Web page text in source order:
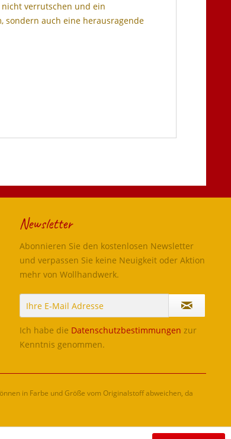
verrutschen und ein
sondern auch eine herausragende
Newsletter
Abonnieren Sie den kostenlosen Newsletter
und verpassen Sie keine Neuigkeit oder Aktion
mehr von Wollhandwerk.
Ich habe die Datenschutzbestimmungen zur
Kenntnis genommen.
in Farbe und Größe vom Originalstoff abweichen, da